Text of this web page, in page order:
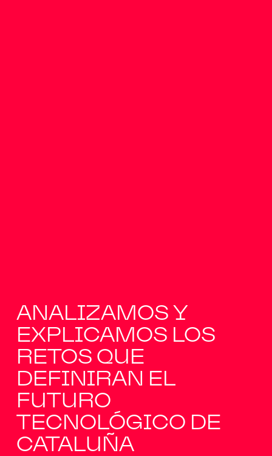
ANALIZAMOS Y
EXPLICAMOS LOS
RETOS QUE
DEFINIRAN EL
FUTURO
TECNOLÓGICO DE
CATALUÑA